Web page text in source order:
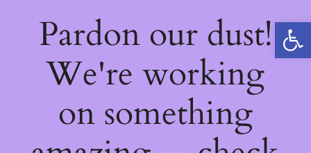
Ανοίξτε τη γραμμή εργαλείων
Pardon our dust!
We're working
on something